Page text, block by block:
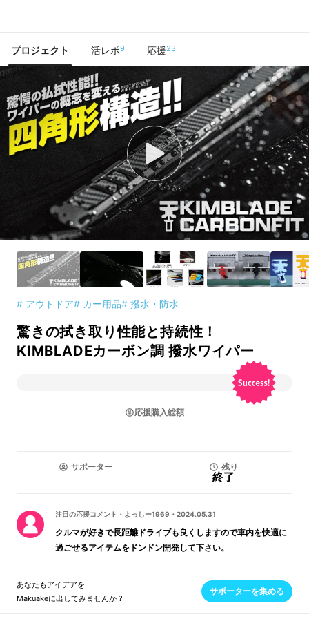
プロジェクト 活レポ9 応援23
# アウトドア# カー用品# 撥水・防水
驚きの拭き取り性能と持続性！
KIMBLADEカーボン調 撥水ワイパー
応援購入総額
サポーター 残り
終了
注目の応援コメント ・ よっしー1969 ・ 2024.05.31
クルマが好きで長距離ドライブも良くしますので車内を快適に
過ごせるアイテムをドンドン開発して下さい。
あなたもアイデアを
Makuakeに出してみませんか？
サポーターを集める